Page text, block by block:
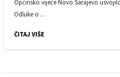
Općinsko vijeće Novo Sarajevo
Odluke o ...
ČITAJ VIŠE